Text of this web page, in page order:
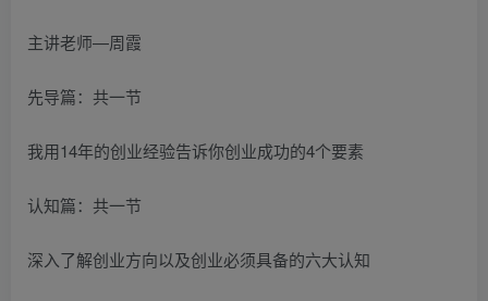
主讲老师—周霞
先导篇：共一节
我用14年的创业经验告诉你创业成功的4个要素
认知篇：共一节
深入了解创业方向以及创业必须具备的六大认知